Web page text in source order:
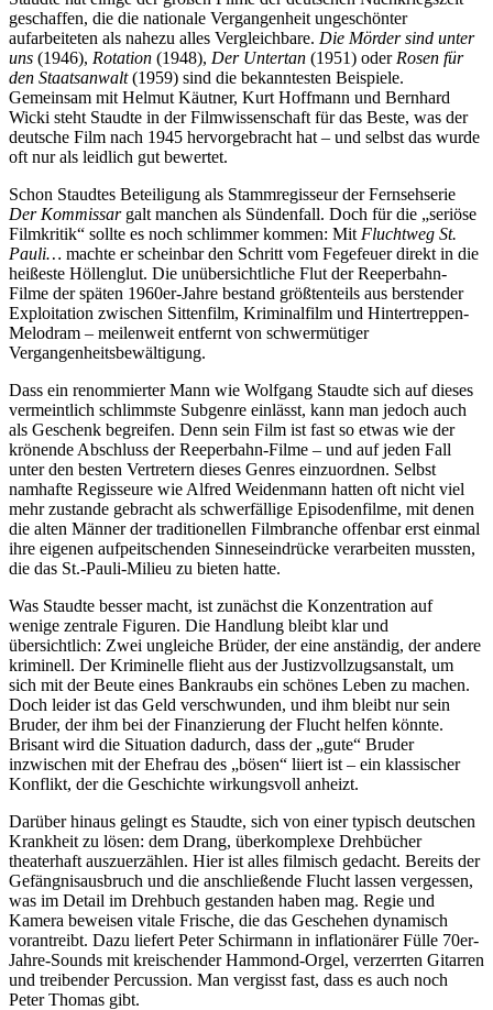
geschaffen, die die nationale Vergangenheit ungeschönter
aufarbeiteten als nahezu alles Vergleichbare. Die Mörder sind unter
uns (1946), Rotation (1948), Der Untertan (1951) oder Rosen für
den Staatsanwalt(1959) sind die bekanntesten Beispiele.
Gemeinsam mit Helmut Käutner, Kurt Hoffmann und Bernhard
Wicki steht Staudte in der Filmwissenschaft für das Beste, was der
deutsche Film nach 1945 hervorgebracht hat – und selbst das wurde
oft nur als leidlich gut bewertet.
Schon Staudtes Beteiligung als Stammregisseur der Fernsehserie
Der Kommissargalt manchen als Sündenfall. Doch für die „seriöse
Filmkritik“ sollte es noch schlimmer kommen: Mit Fluchtweg St.
Pauli… machte er scheinbar den Schritt vom Fegefeuer direkt in die
heißeste Höllenglut. Die unübersichtliche Flut der Reeperbahn-
Filme der späten 1960er-Jahre bestand größtenteils aus berstender
Exploitation zwischen Sittenfilm, Kriminalfilm und Hintertreppen-
Melodram – meilenweit entfernt von schwermütiger
Vergangenheitsbewältigung.
Dass ein renommierter Mann wie Wolfgang Staudte sich auf dieses
vermeintlich schlimmste Subgenre einlässt, kann man jedoch auch
als Geschenk begreifen. Denn sein Film ist fast so etwas wie der
krönende Abschluss der Reeperbahn-Filme – und auf jeden Fall
unter den besten Vertretern dieses Genres einzuordnen. Selbst
namhafte Regisseure wie Alfred Weidenmann hatten oft nicht viel
mehr zustande gebracht als schwerfällige Episodenfilme, mit denen
die alten Männer der traditionellen Filmbranche offenbar erst einmal
ihre eigenen aufpeitschenden Sinneseindrücke verarbeiten mussten,
die das St.-Pauli-Milieu zu bieten hatte.
Was Staudte besser macht, ist zunächst die Konzentration auf
wenige zentrale Figuren. Die Handlung bleibt klar und
übersichtlich: Zwei ungleiche Brüder, der eine anständig, der andere
kriminell. Der Kriminelle flieht aus der Justizvollzugsanstalt, um
sich mit der Beute eines Bankraubs ein schönes Leben zu machen.
Doch leider ist das Geld verschwunden, und ihm bleibt nur sein
Bruder, der ihm bei der Finanzierung der Flucht helfen könnte.
Brisant wird die Situation dadurch, dass der „gute“ Bruder
inzwischen mit der Ehefrau des „bösen“ liiert ist – ein klassischer
Konflikt, der die Geschichte wirkungsvoll anheizt.
Darüber hinaus gelingt es Staudte, sich von einer typisch deutschen
Krankheit zu lösen: dem Drang, überkomplexe Drehbücher
theaterhaft auszuerzählen. Hier ist alles filmisch gedacht. Bereits der
Gefängnisausbruch und die anschließende Flucht lassen vergessen,
was im Detail im Drehbuch gestanden haben mag. Regie und
Kamera beweisen vitale Frische, die das Geschehen dynamisch
vorantreibt. Dazu liefert Peter Schirmann in inflationärer Fülle 70er-
Jahre-Sounds mit kreischender Hammond-Orgel, verzerrten Gitarren
und treibender Percussion. Man vergisst fast, dass es auch noch
Peter Thomas gibt.